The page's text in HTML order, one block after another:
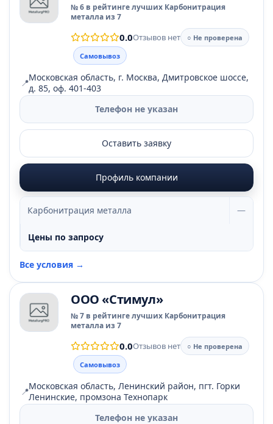
№ 6 в рейтинге лучших Карбонитрация
металла из 7
0.0Отзывов нет
○ Не проверена
Самовывоз
📍Московская область, г. Москва, Дмитровское шоссе,
д. 85, оф. 401-403
Телефон не указан
Оставить заявку
Профиль компании
Карбонитрация металла —
Цены по запросу
Все условия →
ООО «Стимул»
№ 7 в рейтинге лучших Карбонитрация
металла из 7
0.0Отзывов нет
○ Не проверена
Самовывоз
📍Московская область, Ленинский район, пгт. Горки
Ленинские, промзона Технопарк
Телефон не указан